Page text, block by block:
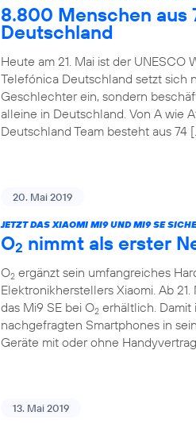
8.800 Menschen aus
Deutschland
Heute am 21. Mai ist der
Telefónica Deutschland setzt
Geschlechter ein, sondern
alleine in Deutschland. Von A wie
Deutschland Team besteht aus 74
20. Mai 2019
JETZT DAS XIAOMI MI9 UND MI9 SE
O2 nimmt als erster
O2 ergänzt sein umfangreiches
Elektronikherstellers Xiaomi. Ab
das Mi9 SE bei O2 erhältlich. Damit
nachgefragten Smartphones in
Geräte mit oder ohne
13. Mai 2019